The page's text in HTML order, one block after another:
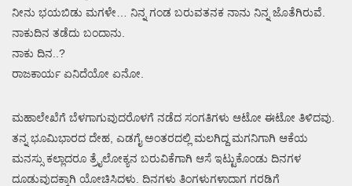
ನೀನು ಭಯಬಿಡು ಮಗಳೇ… ನಿನ್ನ ಗಂಡ ಬರುವತನಕ ನಾನು ನಿನ್ನ ಜೊತೆಗಿರುವೆ.
ನಾಕುದಿನ ತಡೆದು ಬಂದಾನು.
ನಾಕು ದಿನ..?
ರಾಜಕಾರ್ಯ ಏನಿದೆಯೋ ಏನೋ.
ಮಹಾಲೇಖೆಗೆ ಬೆಳಗಾಗುವುದರೊಳಗೆ ನಡೆದ ಸಂಗತಿಗಳು ಆಟೋ ಈಟೋ ತಿಳಿದವು.
ತನ್ನ ಭೂಮಿಭಾರದ ದೇಹ, ಎಡಗೈ ಅಂತರದಲ್ಲಿ ಮಲಗಿದ್ದ ಮಗನಿಗಾಗಿ ಆಕೆಯ
ಮನಸ್ಸು ಕಲ್ಲಾದರೂ ತ್ರೈಲೋಕ್ಯನ ಬರುವಿಕೆಗಾಗಿ ಆಸೆ ಇಟ್ಟುಕೊಂಡು ದಿನಗಳ
ದೂಡುವುದಕ್ಕಾಗಿ ಯೋಚಿಸಿದಳು. ದಿನಗಳು ತಿಂಗಳುಗಳಾದಾಗ ಗರಡಿಗೆ